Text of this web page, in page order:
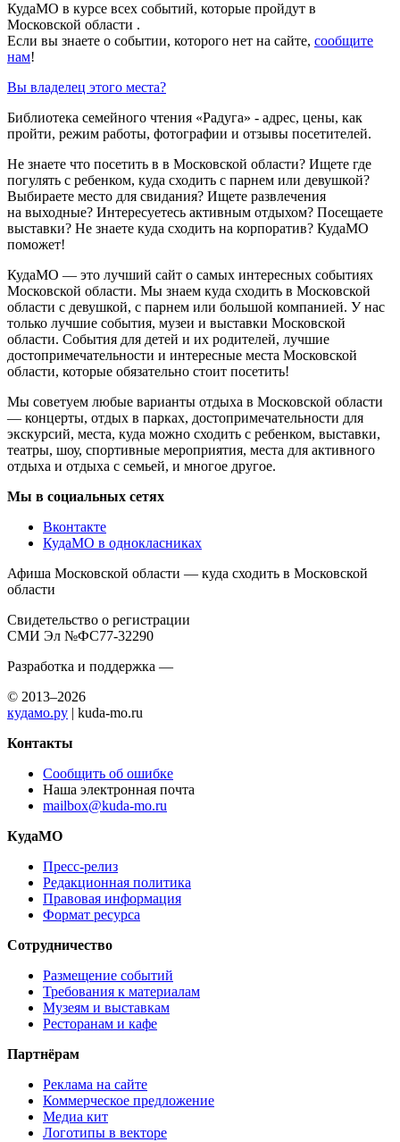
КудаМО в курсе всех событий, которые пройдут в
Московской области .
Если вы знаете о событии, которого нет на сайте, сообщите
нам!
Вы владелец этого места?
Библиотека семейного чтения «Радуга» - адрес, цены, как
пройти, режим работы, фотографии и отзывы посетителей.
Не знаете что посетить в в Московской области? Ищете где
погулять с ребенком, куда сходить с парнем или девушкой?
Выбираете место для свидания? Ищете развлечения
на выходные? Интересуетесь активным отдыхом? Посещаете
выставки? Не знаете куда сходить на корпоратив? КудаМО
поможет!
КудаМО — это лучший сайт о самых интересных событиях
Московской области. Мы знаем куда сходить в Московской
области с девушкой, с парнем или большой компанией. У нас
только лучшие события, музеи и выставки Московской
области. События для детей и их родителей, лучшие
достопримечательности и интересные места Московской
области, которые обязательно стоит посетить!
Мы советуем любые варианты отдыха в Московской области
— концерты, отдых в парках, достопримечательности для
экскурсий, места, куда можно сходить с ребенком, выставки,
театры, шоу, спортивные мероприятия, места для активного
отдыха и отдыха с семьей, и многое другое.
Мы в социальных сетях
Вконтакте
КудаМО в однокласниках
Афиша Московской области — куда сходить в Московской
области
Свидетельство о регистрации
СМИ Эл №ФС77-32290
Разработка и поддержка —
© 2013–2026
кудамо.ру | kuda-mo.ru
Контакты
Сообщить об ошибке
Наша электронная почта
mailbox@kuda-mo.ru
КудаМО
Пресс-релиз
Редакционная политика
Правовая информация
Формат ресурса
Сотрудничество
Размещение событий
Требования к материалам
Музеям и выставкам
Ресторанам и кафе
Партнёрам
Реклама на сайте
Коммерческое предложение
Медиа кит
Логотипы в векторе